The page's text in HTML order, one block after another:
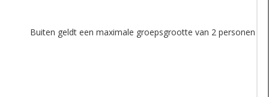
Buiten geldt een maximale groepsgrootte van 2 personen